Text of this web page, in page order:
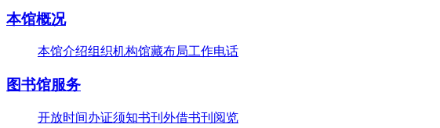
·【少儿多媒体图书馆】边画边学！超有趣的少..
·【暑期公益培训班】象州县图书馆2026年暑期..
·【好书推荐】大暑天容易犯困？这些“烧脑”..
·【共读八桂-乡音童韵】广西桂林图书馆“共读..
本馆概况
本馆介绍组织机构馆藏布局工作电话
图书馆服务
开放时间办证须知书刊外借书刊阅览